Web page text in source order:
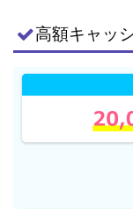
高額キャッ